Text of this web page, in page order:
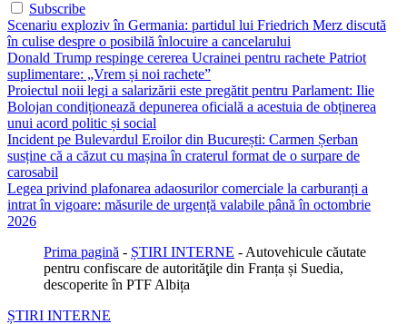
Subscribe
Scenariu exploziv în Germania: partidul lui Friedrich Merz discută
în culise despre o posibilă înlocuire a cancelarului
Donald Trump respinge cererea Ucrainei pentru rachete Patriot
suplimentare: „Vrem și noi rachete”
Proiectul noii legi a salarizării este pregătit pentru Parlament: Ilie
Bolojan condiționează depunerea oficială a acestuia de obținerea
unui acord politic și social
Incident pe Bulevardul Eroilor din București: Carmen Șerban
susține că a căzut cu mașina în craterul format de o surpare de
carosabil
Legea privind plafonarea adaosurilor comerciale la carburanți a
intrat în vigoare: măsurile de urgență valabile până în octombrie
2026
Prima pagină - ȘTIRI INTERNE - Autovehicule căutate
pentru confiscare de autorităţile din Franța și Suedia,
descoperite în PTF Albița
ȘTIRI INTERNE